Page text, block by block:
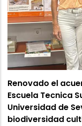
Renovado el
Escuela Tecnica
Universidad de
biodiversidad